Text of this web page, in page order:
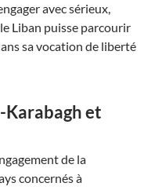
avec sérieux,
Liban puisse parcourir
sa vocation de liberté
et
de la
concernés à